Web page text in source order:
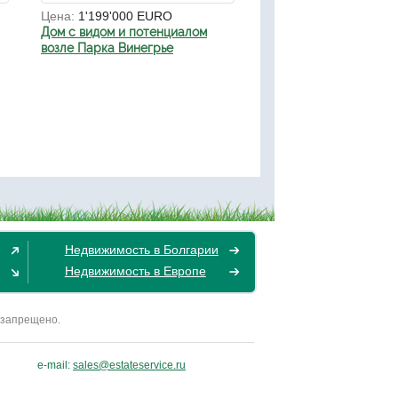
Цена: 1'199'000 EURO
Дом с видом и потенциалом
возле Парка Винегрье
Недвижимость в Болгарии
Недвижимость в Европе
e-mail: sales@estateservice.ru